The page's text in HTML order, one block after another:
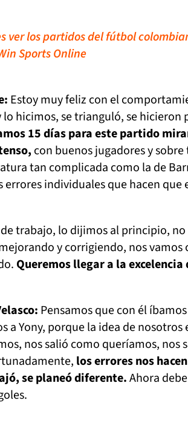
ver los partidos del fútbol
Sports Online
Estoy muy feliz con el
hicimos, se trianguló, se hicieron
15 días para este partido
con buenos jugadores y
tan complicada como la de
errores individuales que hacen que
de trabajo, lo dijimos al principio,
y corrigiendo, nos vamos
Queremos llegar a la
Pensamos que con él
a Yony, porque la idea de
nos salió como queríamos, nos
los errores nos
se planeó diferente.Ahora